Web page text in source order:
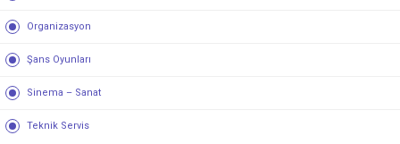
Organizasyon
Şans Oyunları
Sinema – Sanat
Teknik Servis